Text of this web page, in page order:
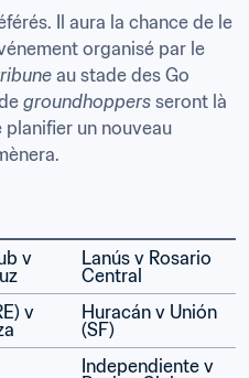
Il aura la chance de le
organisé par le
au stade des Go
groundhoppers seront là
un nouveau
v
Lanús v Rosario
Central
v
Huracán v Unión
(SF)
Independiente v